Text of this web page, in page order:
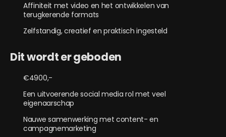
Affiniteit met video en het ontwikkelen van
terugkerende formats
Zelfstandig, creatief en praktisch ingesteld
Dit wordt er geboden
€4900,-
Een uitvoerende social media rol met veel
eigenaarschap
Nauwe samenwerking met content- en
campagnemarketing